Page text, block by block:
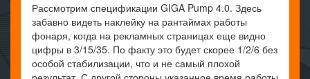
Рассмотрим спецификации GIGA Pump 4.0. Здесь
забавно видеть наклейку на рантаймах работы
фонаря, когда на рекламных страницах еще видно
цифры в 3/15/35. По факту это будет скорее 1/2/6 без
особой стабилизации, что и не самый плохой